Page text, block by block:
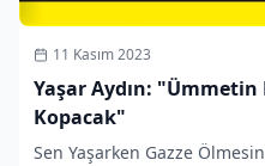
11 Kasım 2023
Yaşar Aydın:
Kopacak"
Sen Yaşarken Gazze